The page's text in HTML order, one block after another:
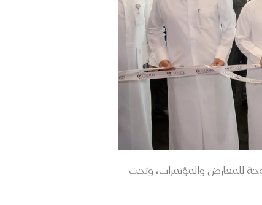
بنسخته الثانية في الفترة من 20 إلى 22 نوفمبر 2023 في مركز الدوحة للمعارض والمؤتمرات، وتحت